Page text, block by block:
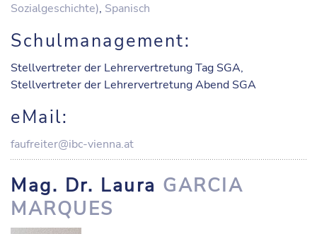
Sozialgeschichte), Spanisch
Schulmanagement:
Stellvertreter der Lehrervertretung Tag SGA,
Stellvertreter der Lehrervertretung Abend SGA
eMail:
faufreiter@ibc-vienna.at
Mag. Dr. Laura GARCIA
MARQUES